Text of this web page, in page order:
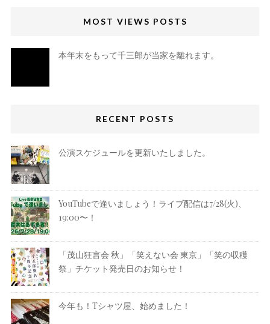
MOST VIEWS POSTS
本年末をもって千三郎が当家を離れます。
RECENT POSTS
公演スケジュールを更新いたしました。
YouTubeで逢いましょう！ライブ配信は7/28(火)、
19:00〜！
「茂山狂言会 秋」「笑えない会 東京」「笑の収穫
祭」チケット発売日のお知らせ！
今年も！Tシャツ屋、始めました！